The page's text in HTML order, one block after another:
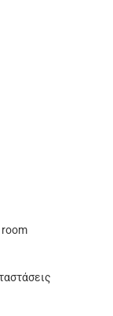
room